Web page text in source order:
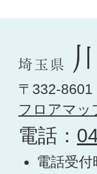
〒332-
フロアマッ
電話：
電話受付